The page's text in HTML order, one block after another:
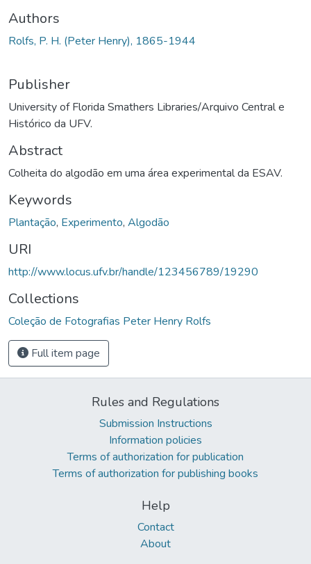
Authors
Rolfs, P. H. (Peter Henry), 1865-1944
Publisher
University of Florida Smathers Libraries/Arquivo Central e
Histórico da UFV.
Abstract
Colheita do algodão em uma área experimental da ESAV.
Keywords
Plantação, Experimento, Algodão
URI
http://www.locus.ufv.br/handle/123456789/19290
Collections
Coleção de Fotografias Peter Henry Rolfs
Full item page
Rules and Regulations
Submission Instructions
Information policies
Terms of authorization for publication
Terms of authorization for publishing books
Help
Contact
About